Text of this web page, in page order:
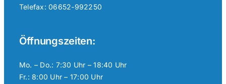
Telefax: 06652-992250
Öffnungszeiten:
Mo. – Do.: 7:30 Uhr – 18:40 Uhr
Fr.: 8:00 Uhr – 17:00 Uhr